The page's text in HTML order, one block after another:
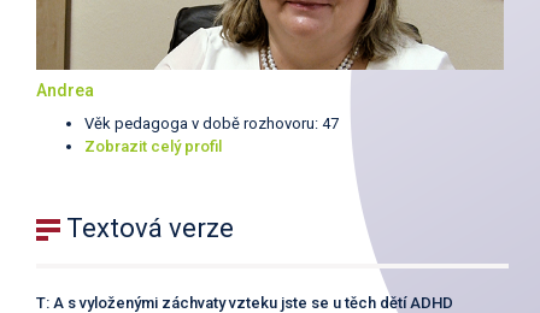
Andrea
Věk pedagoga v době rozhovoru: 47
Zobrazit celý profil
Textová verze
T: A s vyloženými záchvaty vzteku jste se u těch dětí ADHD